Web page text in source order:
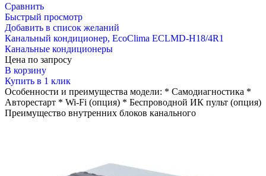
Сравнить
Быстрый просмотр
Добавить в список желаний
Канальный кондиционер, EcoClima ECLMD-H18/4R1
Канальные кондиционеры
Цена по запросу
В корзину
Купить в 1 клик
Особенности и преимущества модели: * Самодиагностика *
Авторестарт * Wi-Fi (опция) * Беспроводной ИК пульт (опция)
Преимущество внутренних блоков канального